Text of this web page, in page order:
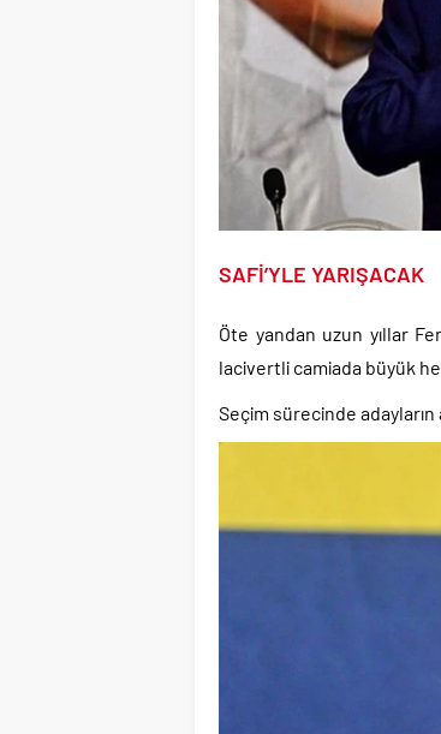
SAFİ’YLE YARIŞACAK
Öte yandan uzun yıllar
lacivertli camiada büyük
Seçim sürecinde